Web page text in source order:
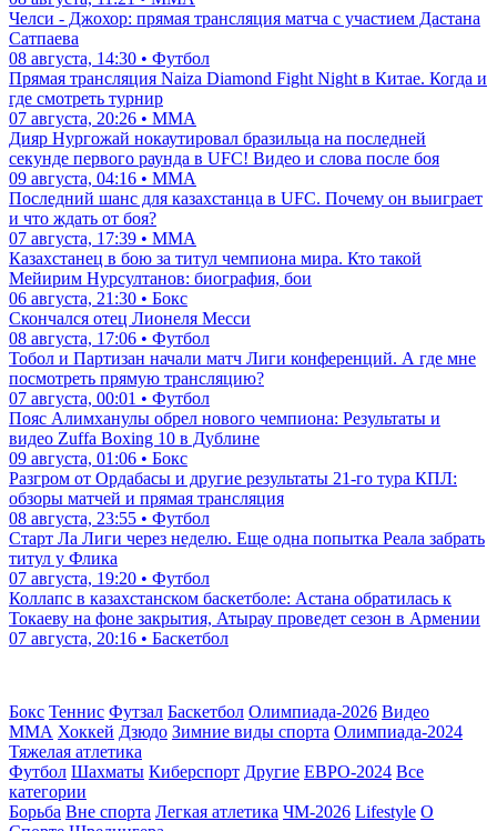
Челси - Джохор: прямая трансляция матча с участием Дастана
Сатпаева
08 августа, 14:30 • Футбол
Прямая трансляция Naiza Diamond Fight Night в Китае. Когда и
где смотреть турнир
07 августа, 20:26 • ММА
Дияр Нургожай нокаутировал бразильца на последней
секунде первого раунда в UFC! Видео и слова после боя
09 августа, 04:16 • ММА
Последний шанс для казахстанца в UFC. Почему он выиграет
и что ждать от боя?
07 августа, 17:39 • ММА
Казахстанец в бою за титул чемпиона мира. Кто такой
Мейирим Нурсултанов: биография, бои
06 августа, 21:30 • Бокс
Скончался отец Лионеля Месси
08 августа, 17:06 • Футбол
Тобол и Партизан начали матч Лиги конференций. А где мне
посмотреть прямую трансляцию?
07 августа, 00:01 • Футбол
Пояс Алимханулы обрел нового чемпиона: Результаты и
видео Zuffa Boxing 10 в Дублине
09 августа, 01:06 • Бокс
Разгром от Ордабасы и другие результаты 21-го тура КПЛ:
обзоры матчей и прямая трансляция
08 августа, 23:55 • Футбол
Старт Ла Лиги через неделю. Еще одна попытка Реала забрать
титул у Флика
07 августа, 19:20 • Футбол
Коллапс в казахстанском баскетболе: Астана обратилась к
Токаеву на фоне закрытия, Атырау проведет сезон в Армении
07 августа, 20:16 • Баскетбол
Бокс Теннис Футзал Баскетбол Олимпиада-2026 Видео
ММА Хоккей Дзюдо Зимние виды спорта Олимпиада-2024
Тяжелая атлетика
Футбол Шахматы Киберспорт Другие ЕВРО-2024 Все
категории
Борьба Вне спорта Легкая атлетика ЧМ-2026 Lifestyle О